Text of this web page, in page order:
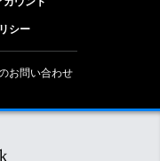
シー
お問い合わせ